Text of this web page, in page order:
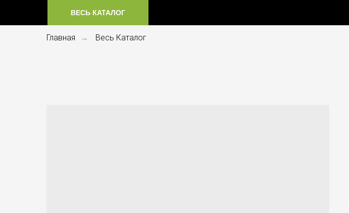
ВЕСЬ КАТАЛОГ
Главная → Весь Каталог